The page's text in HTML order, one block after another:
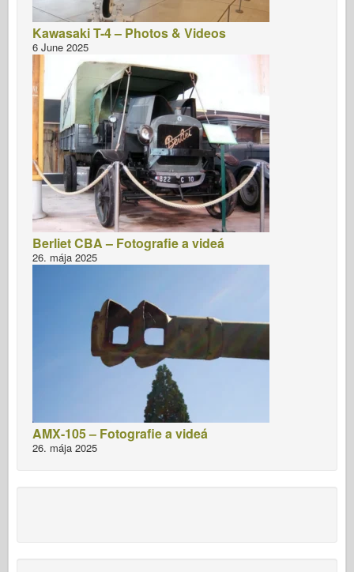
Kawasaki T-4 – Photos & Videos
6 June 2025
Berliet CBA – Fotografie a videá
26. mája 2025
AMX-105 – Fotografie a videá
26. mája 2025